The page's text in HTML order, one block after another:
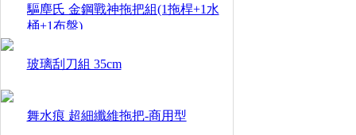
驅塵氏 金鋼戰神拖把組(1拖桿+1水
桶+1布盤)
玻璃刮刀組 35cm
舞水痕 超細纖維拖把-商用型